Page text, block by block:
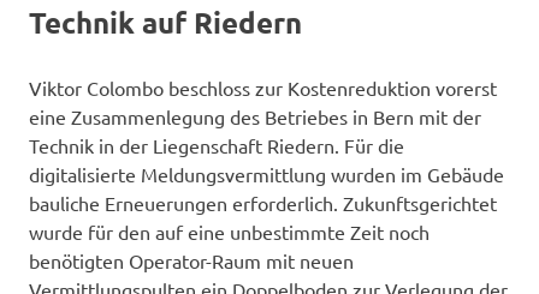
Technik auf Riedern
Viktor Colombo beschloss zur Kostenreduktion vorerst
eine Zusammenlegung des Betriebes in Bern mit der
Technik in der Liegenschaft Riedern. Für die
digitalisierte Meldungsvermittlung wurden im Gebäude
bauliche Erneuerungen erforderlich. Zukunftsgerichtet
wurde für den auf eine unbestimmte Zeit noch
benötigten Operator-Raum mit neuen